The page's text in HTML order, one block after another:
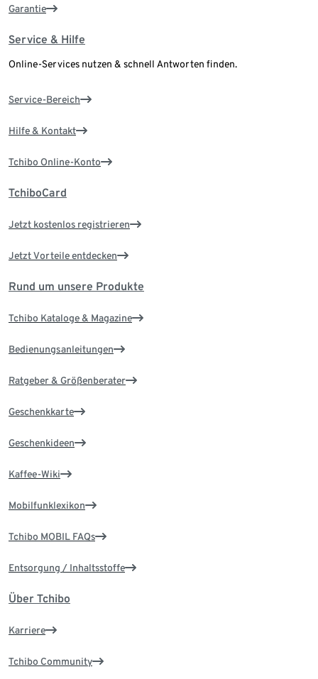
Garantie
Service & Hilfe
Online-Services nutzen & schnell Antworten finden.
Service-Bereich
Hilfe & Kontakt
Tchibo Online-Konto
TchiboCard
Jetzt kostenlos registrieren
Jetzt Vorteile entdecken
Rund um unsere Produkte
Tchibo Kataloge & Magazine
Bedienungsanleitungen
Ratgeber & Größenberater
Geschenkkarte
Geschenkideen
Kaffee-Wiki
Mobilfunklexikon
Tchibo MOBIL FAQs
Entsorgung / Inhaltsstoffe
Über Tchibo
Karriere
Tchibo Community